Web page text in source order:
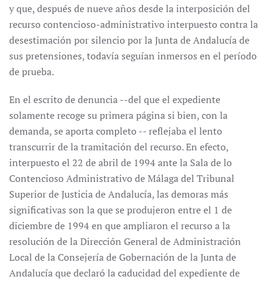
y que, después de nueve años desde la interposición del
recurso contencioso-administrativo interpuesto contra la
desestimación por silencio por la Junta de Andalucía de
sus pretensiones, todavía seguían inmersos en el período
de prueba.
En el escrito de denuncia --del que el expediente
solamente recoge su primera página si bien, con la
demanda, se aporta completo -- reflejaba el lento
transcurrir de la tramitación del recurso. En efecto,
interpuesto el 22 de abril de 1994 ante la Sala de lo
Contencioso Administrativo de Málaga del Tribunal
Superior de Justicia de Andalucía, las demoras más
significativas son la que se produjeron entre el 1 de
diciembre de 1994 en que ampliaron el recurso a la
resolución de la Dirección General de Administración
Local de la Consejería de Gobernación de la Junta de
Andalucía que declaró la caducidad del expediente de